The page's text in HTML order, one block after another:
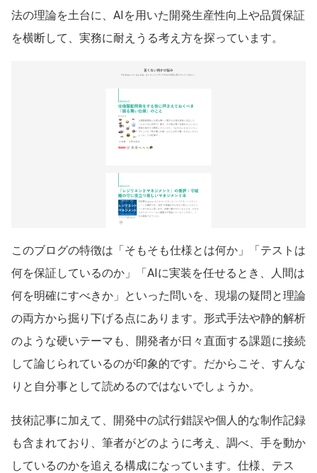
法の理論を土台に、AIを用いた開発生産性向上や品質保証
を横断して、実務に耐えうる考え方を探っています。
このブログの特徴は「そもそも仕様とは何か」「テストは
何を保証しているのか」「AIに実装を任せるとき、人間は
何を明確にすべきか」といった問いを、現場の疑問と理論
の両方から掘り下げる点にあります。形式手法や静的解析
のような硬いテーマも、開発者が日々直面する課題に接続
して論じられているのが印象的です。だからこそ、すんな
りと自分事として読めるのではないでしょうか。
技術記事に加えて、開発中の試行錯誤や個人的な制作記録
も含まれており、筆者がどのように考え、調べ、手を動か
しているのかを追える構成になっています。仕様、テス